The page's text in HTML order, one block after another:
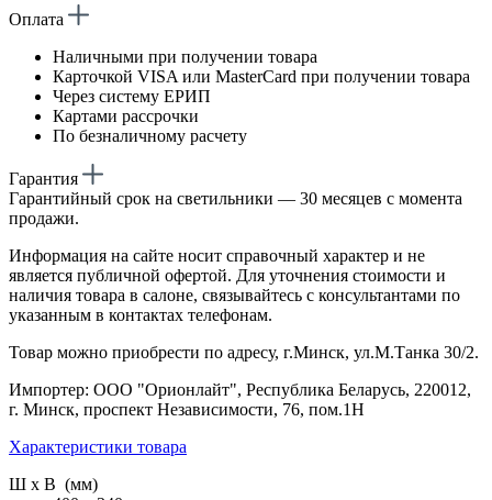
Оплата
Наличными при получении товара
Карточкой VISA или MasterCard при получении товара
Через систему ЕРИП
Картами рассрочки
По безналичному расчету
Гарантия
Гарантийный срок на светильники — 30 месяцев с момента
продажи.
Информация на сайте носит справочный характер и не
является публичной офертой. Для уточнения стоимости и
наличия товара в салоне, связывайтесь с консультантами по
указанным в контактах телефонам.
Товар можно приобрести по адресу, г.Минск, ул.М.Танка 30/2.
Импортер: ООО "Орионлайт", Республика Беларусь, 220012,
г. Минск, проспект Независимости, 76, пом.1Н
Характеристики товара
Ш х В (мм)